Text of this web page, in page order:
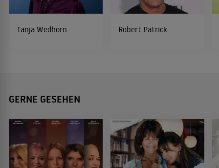
Tanja Wedhorn Robert Patrick
GERNE GESEHEN